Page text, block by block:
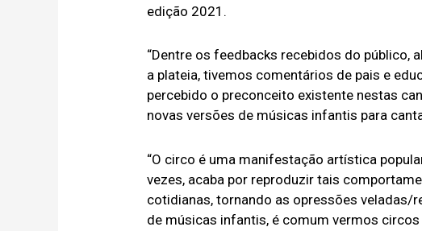
edição 2021.
“Dentre os feedbacks recebidos do público,
a plateia, tivemos comentários de pais e
percebido o preconceito existente nestas
novas versões de músicas infantis para
“O circo é uma manifestação artística
vezes, acaba por reproduzir tais
cotidianas, tornando as opressões veladas/
de músicas infantis, é comum vermos